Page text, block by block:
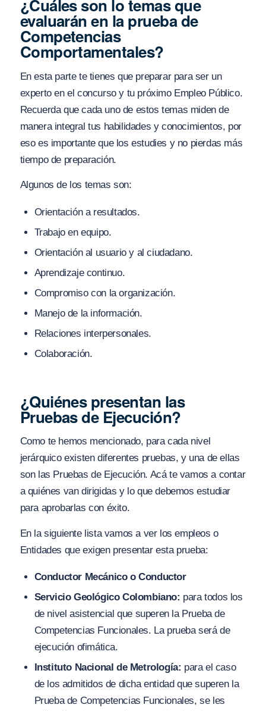
¿Cuáles son lo temas que
evaluarán en la prueba de
Competencias
Comportamentales?
En esta parte te tienes que preparar para ser un
experto en el concurso y tu próximo Empleo Público.
Recuerda que cada uno de estos temas miden de
manera integral tus habilidades y conocimientos, por
eso es importante que los estudies y no pierdas más
tiempo de preparación.
Algunos de los temas son:
Orientación a resultados.
Trabajo en equipo.
Orientación al usuario y al ciudadano.
Aprendizaje continuo.
Compromiso con la organización.
Manejo de la información.
Relaciones interpersonales.
Colaboración.
¿Quiénes presentan las
Pruebas de Ejecución?
Como te hemos mencionado, para cada nivel
jerárquico existen diferentes pruebas, y una de ellas
son las Pruebas de Ejecución. Acá te vamos a contar
a quiénes van dirigidas y lo que debemos estudiar
para aprobarlas con éxito.
En la siguiente lista vamos a ver los empleos o
Entidades que exigen presentar esta prueba:
Conductor Mecánico o Conductor
Servicio Geológico Colombiano: para todos los
de nivel asistencial que superen la Prueba de
Competencias Funcionales. La prueba será de
ejecución ofimática.
Instituto Nacional de Metrología: para el caso
de los admitidos de dicha entidad que superen la
Prueba de Competencias Funcionales, se les